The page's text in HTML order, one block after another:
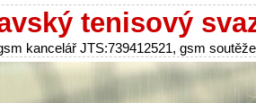
tenisový
kancelář JTS:739412521, gsm